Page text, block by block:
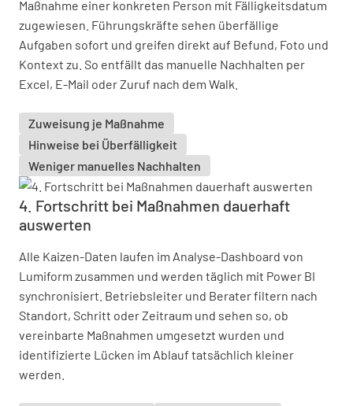
Maßnahme einer konkreten Person mit Fälligkeitsdatum
zugewiesen. Führungskräfte sehen überfällige
Aufgaben sofort und greifen direkt auf Befund, Foto und
Kontext zu. So entfällt das manuelle Nachhalten per
Excel, E-Mail oder Zuruf nach dem Walk.
Zuweisung je Maßnahme
Hinweise bei Überfälligkeit
Weniger manuelles Nachhalten
4. Fortschritt bei Maßnahmen dauerhaft
auswerten
Alle Kaizen-Daten laufen im Analyse-Dashboard von
Lumiform zusammen und werden täglich mit Power BI
synchronisiert. Betriebsleiter und Berater filtern nach
Standort, Schritt oder Zeitraum und sehen so, ob
vereinbarte Maßnahmen umgesetzt wurden und
identifizierte Lücken im Ablauf tatsächlich kleiner
werden.